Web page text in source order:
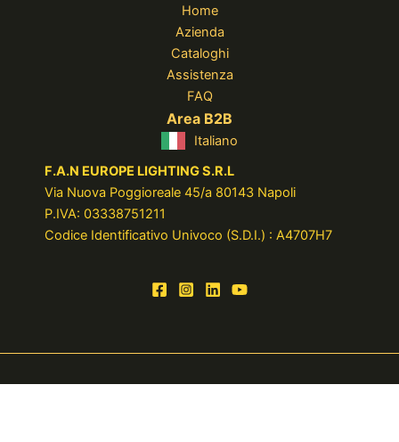
Home
Azienda
Cataloghi
Assistenza
FAQ
Area B2B
Italiano
F.A.N EUROPE LIGHTING S.R.L
Via Nuova Poggioreale 45/a 80143 Napoli
P.IVA: 03338751211
Codice Identificativo Univoco (S.D.I.) : A4707H7